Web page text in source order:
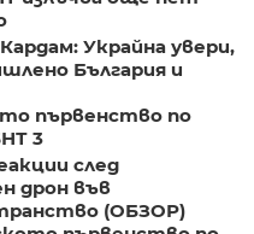
Украйна увери,
България и
първенство по
3
след
дрон във
(ОБЗОР)